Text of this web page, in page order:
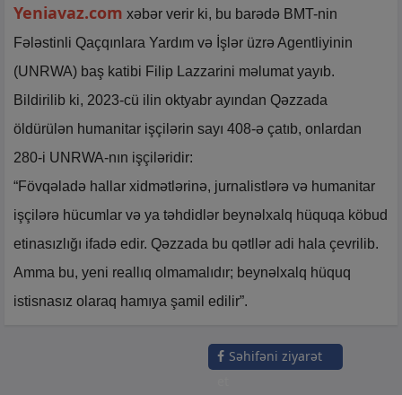
Yeniavaz.com xəbər verir ki, bu barədə BMT-nin
Fələstinli Qaçqınlara Yardım və İşlər üzrə Agentliyinin
(UNRWA) baş katibi Filip Lazzarini məlumat yayıb.
Bildirilib ki, 2023-cü ilin oktyabr ayından Qəzzada
öldürülən humanitar işçilərin sayı 408-ə çatıb, onlardan
280-i UNRWA-nın işçiləridir:
“Fövqəladə hallar xidmətlərinə, jurnalistlərə və humanitar
işçilərə hücumlar və ya təhdidlər beynəlxalq hüquqa köbud
etinasızlığı ifadə edir. Qəzzada bu qətllər adi hala çevrilib.
Amma bu, yeni reallıq olmamalıdır; beynəlxalq hüquq
istisnasız olaraq hamıya şamil edilir”.
Səhifəni ziyarət